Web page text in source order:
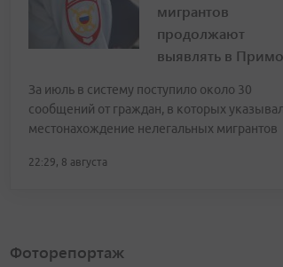
мигрантов
продолжают
выявлять в
За июль в систему поступило около 30
сообщений от граждан, в которых
местонахождение нелегальных мигрантов
22:29, 8 августа
Фоторепортаж